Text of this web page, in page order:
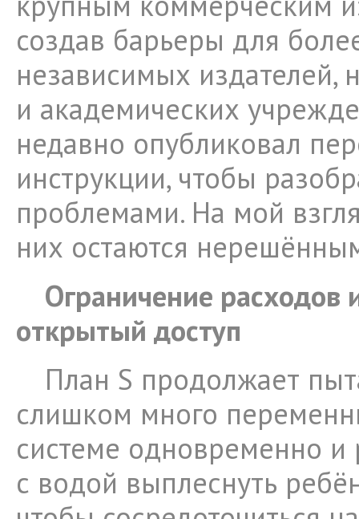
создав барьеры для
независимых издателей,
и академических
недавно опубликовал
инструкции, чтобы
проблемами. На мой
них остаются
Ограничение расходов
открытый доступ
План S продолжает
слишком много
системе одновременно и
с водой выплеснуть